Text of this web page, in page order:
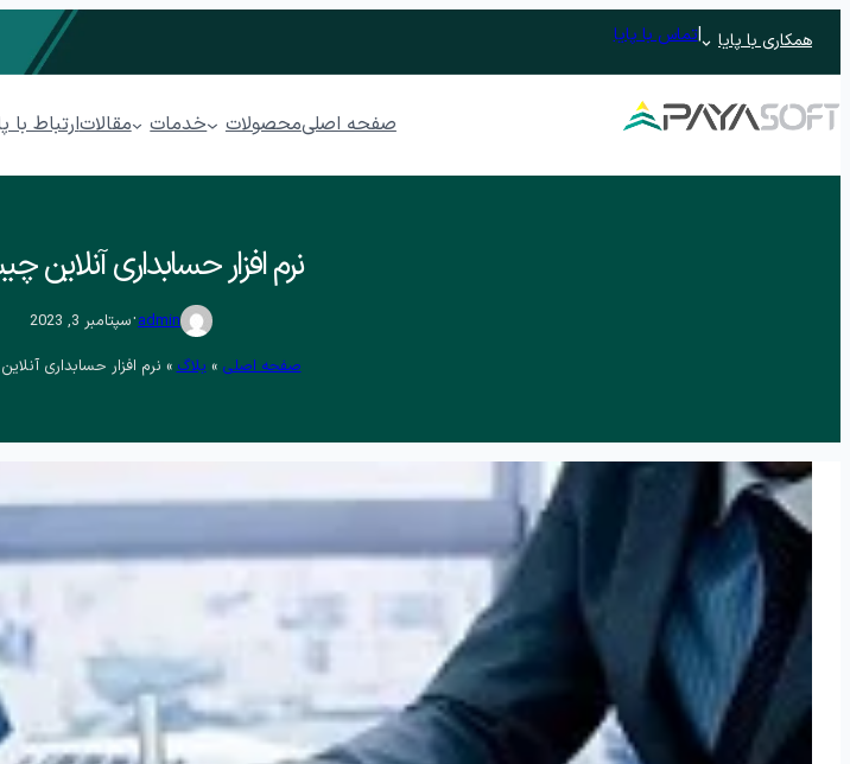
همکاری با پایا |تماس با پایا
صفحه اصلیمحصولات
نرم افزار حسابداری ابری پایدار
مدیریت جلسات و وظایف
نرم افزار مکاتبات
نرم افزار آرشیو
فرم ساز و فرآیندساز
سازوکار صنایع
نرم افزار توزیع و پخش
نرم افزار خرید
نرم افزار منابع انسانی
نرم افزار انبارداری
فرصت
ثبت
فرم
خدمات مقالاتارتباط با
نرم افزار حسابداری
admin
.سپتامبر 3, 2023
صفحه اصلی »بلاگ» نرم افزار حسابداری